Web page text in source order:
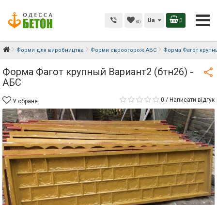
(0) Ua 0
Форми для виробництва Форми євроогорож АБС Форма Фагот
Форма Фагот крупный Вариант2 (бтн26) -
АБС
У обране 0 / Написати відгук